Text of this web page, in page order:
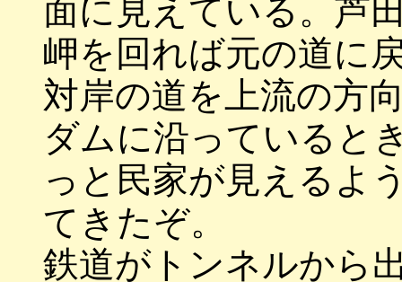
面に見えている。芦
岬を回れば元の道に
対岸の道を上流の方
ダムに沿っていると
っと民家が見えるよ
てきたぞ。
鉄道がトンネルから